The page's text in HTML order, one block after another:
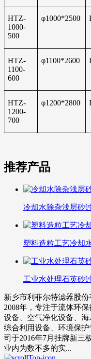
HTZ-
1000-
500
φ1000*2500
HTZ-
1100-
600
φ1100*2600
HTZ-
1200-
700
φ1200*2800
推荐产品
冷却水除杂浅层砂
塑料造粒工艺冷却
工业水处理石英砂
新乡市利菲尔特滤器股
2008年，专注于流体环
设备、空气净化设备、
综合利用设备、环境保
司于2016年7月挂牌新三
业内为数不多的实...